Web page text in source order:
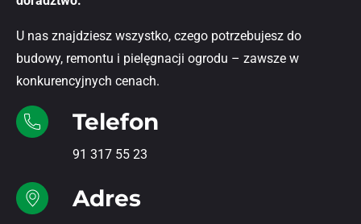
U nas znajdziesz wszystko, czego potrzebujesz do
budowy, remontu i pielęgnacji ogrodu – zawsze w
konkurencyjnych cenach.
Telefon
91 317 55 23
Adres